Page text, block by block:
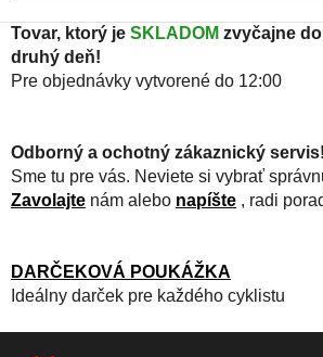
Tovar, ktorý je SKLADOM zvyčajne
druhý deň!
Pre objednávky vytvorené do 12:00
Odborný a ochotný zákaznický servis!
Sme tu pre vás. Neviete si vybrať
Zavolajte nám alebo napíšte , radi
DARČEKOVÁ POUKÁŽKA
Ideálny darček pre každého cyklistu